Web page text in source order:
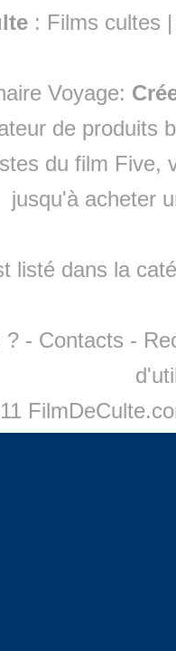
: Films cultes
Voyage:
de produits
du film Five,
jusqu'à acheter
listé dans la
? - Contacts -